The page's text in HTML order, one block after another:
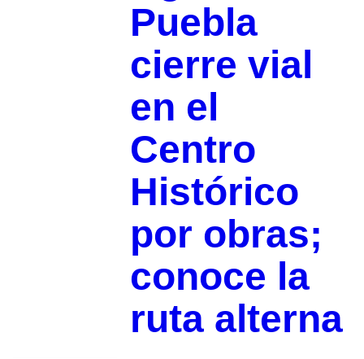
Puebla
cierre vial
en el
Centro
Histórico
por obras;
conoce la
ruta alterna